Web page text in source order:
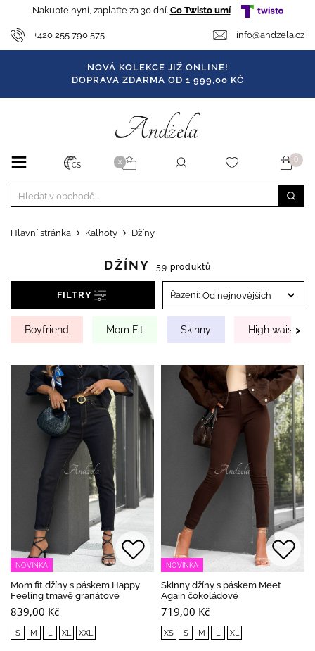
Nakupte nyní, zaplaťte za 30 dní. Co Twisto umí
+420 255 790 575 info@andzela.cz
NOVÁ KOLEKCE JIŽ ONLINE!
DOPRAVA ZDARMA OD 1 999,00 KČ
CS X 0
Hlavní stránka Kalhoty Džíny
DŽÍNY 59 produktů
FILTRY Řazení:
Boyfriend Mom Fit Skinny High waist ›
NOVINKA
Mom fit džíny s páskem Happy
Feeling tmavě granátové
839,00 Kč
S M L XL XXL
NOVINKA
Skinny džíny s páskem Meet
Again čokoládové
719,00 Kč
XS S M L XL